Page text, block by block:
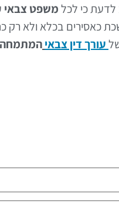
כי לכלמשפט צבאי
כאסירים בכלא ולא רק
עורך דין צבאיהמתמחה